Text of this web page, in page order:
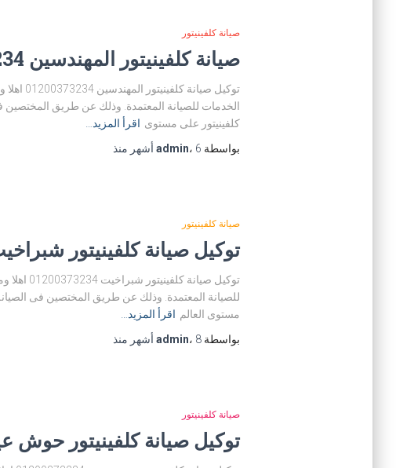
صيانة كلفينيتور
صيانة كلفينيتور المهندسين 01200373234
توكيل
الخدمات للصيانة المعتمدة. وذلك عن طريق المختصين
كلفينيتور على مستوى اقرأ المزيد…
بواسطة
admin، 6 أشهر منذ
صيانة كلفينيتور
توكيل صيانة كلفينيتور شبراخيت
توكيل
للصيانة المعتمدة. وذلك عن طريق المختصين فى
مستوى العالم اقرأ المزيد…
بواسطة
admin، 8 أشهر منذ
صيانة كلفينيتور
توكيل صيانة كلفينيتور حوش عيسى